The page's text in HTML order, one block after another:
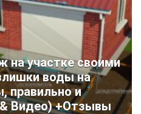
на участке своими
воды на
правильно и
Видео) +Отзывы